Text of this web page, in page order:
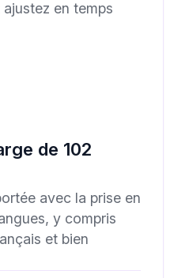
en temps
de 102
avec la prise en
y compris
et bien